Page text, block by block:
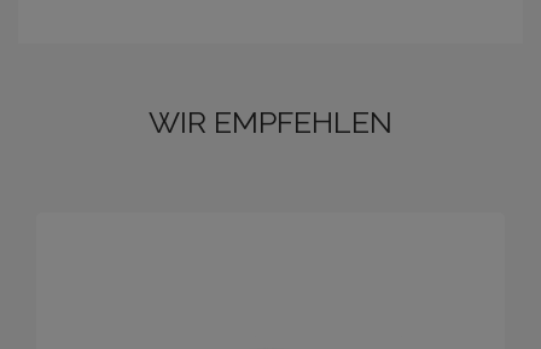
WIR EMPFEHLEN